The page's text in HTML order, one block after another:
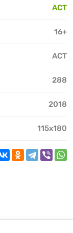
АСТ
16+
АСТ
288
2018
115х180